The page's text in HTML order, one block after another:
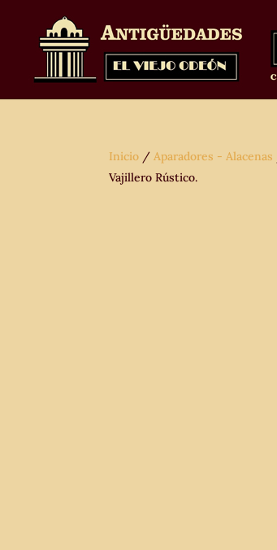
Inicio /Aparadores - Alacenas
Vajillero Rústico.